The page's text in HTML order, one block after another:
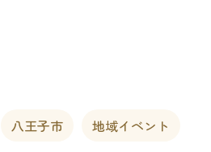
八王子市 地域イベント